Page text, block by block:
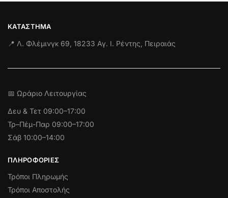
ΚΑΤΆΣΤΗΜΑ
📍 Λ. Φλέμινγκ 69, 18233 Αγ. Ι. Ρέντης, Πειραιάς
📅 Ωράριο Λειτουργίας
Δευ & Τετ 09:00–17:00
Τρ–Πέμ-Παρ 09:00–17:00
Σάβ 10:00–14:00
ΠΛΗΡΟΦΟΡΊΕΣ
Τρόποι Πληρωμής
Τρόποι Αποστολής